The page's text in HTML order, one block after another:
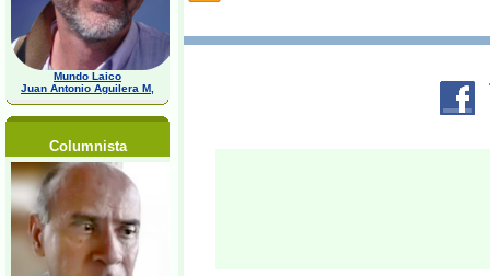
Mundo Laico
Juan Antonio Aguilera M,
Columnista